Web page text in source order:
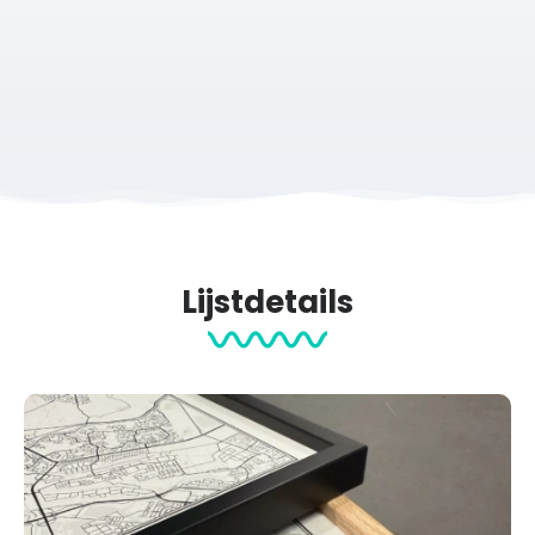
De route is verkrijgbaar op verschillende materialen zodat
je zelf kiest wat het beste bij jouw interieur past.
verkrijgbaar in zwart, wit of naturel (eiken)
Aluminium print – strak en modern
Acrylglas print– luxe uitstraling met extra diepte
Tegeltje– compact en stijlvol
Voor aluminium prints, acrylglas prints en tegeltjes zijn
Lijstdetails